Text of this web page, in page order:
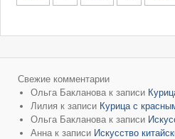
Свежие комментарии
Ольга Бакланова к записи
Лилия к записи Курица с
Ольга Бакланова к записи
Анна к записи Искусство